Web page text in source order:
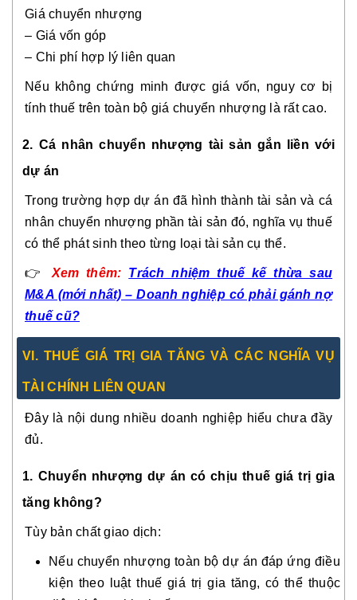
Giá chuyển nhượng
– Giá vốn góp
– Chi phí hợp lý liên quan
Nếu không chứng minh được giá vốn, nguy cơ bị
tính thuế trên toàn bộ giá chuyển nhượng là rất cao.
2. Cá nhân chuyển nhượng tài sản gắn liền với
dự án
Trong trường hợp dự án đã hình thành tài sản và cá
nhân chuyển nhượng phần tài sản đó, nghĩa vụ thuế
có thể phát sinh theo từng loại tài sản cụ thể.
👉 Xem thêm: Trách nhiệm thuế kế thừa sau
M&A (mới nhất) – Doanh nghiệp có phải gánh nợ
thuế cũ?
VI. THUẾ GIÁ TRỊ GIA TĂNG VÀ CÁC NGHĨA VỤ
TÀI CHÍNH LIÊN QUAN
Đây là nội dung nhiều doanh nghiệp hiểu chưa đầy
đủ.
1. Chuyển nhượng dự án có chịu thuế giá trị gia
tăng không?
Tùy bản chất giao dịch:
Nếu chuyển nhượng toàn bộ dự án đáp ứng điều
kiện theo luật thuế giá trị gia tăng, có thể thuộc